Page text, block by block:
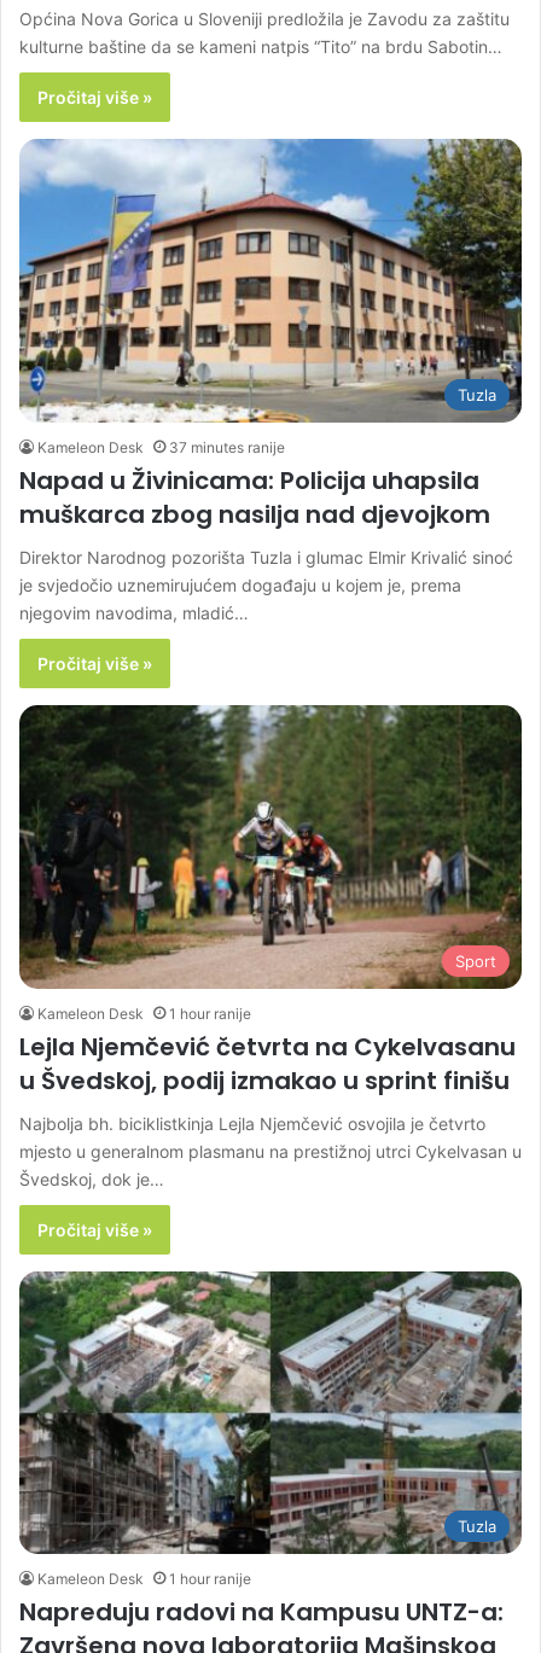
Općina Nova Gorica u Sloveniji predložila je Zavodu za zaštitu
kulturne baštine da se kameni natpis “Tito” na brdu Sabotin…
Pročitaj više »
Tuzla
Kameleon Desk 37 minutes ranije
Napad u Živinicama: Policija uhapsila
muškarca zbog nasilja nad djevojkom
Direktor Narodnog pozorišta Tuzla i glumac Elmir Krivalić sinoć
je svjedočio uznemirujućem događaju u kojem je, prema
njegovim navodima, mladić…
Pročitaj više »
Sport
Kameleon Desk 1 hour ranije
Lejla Njemčević četvrta na Cykelvasanu
u Švedskoj, podij izmakao u sprint finišu
Najbolja bh. biciklistkinja Lejla Njemčević osvojila je četvrto
mjesto u generalnom plasmanu na prestižnoj utrci Cykelvasan u
Švedskoj, dok je…
Pročitaj više »
Tuzla
Kameleon Desk 1 hour ranije
Napreduju radovi na Kampusu UNTZ-a:
Završena nova laboratorija Mašinskog